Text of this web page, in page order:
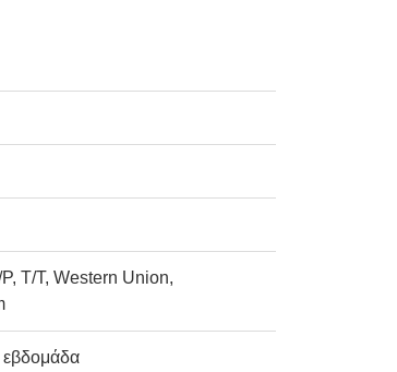
T/T, Western Union,
εβδομάδα